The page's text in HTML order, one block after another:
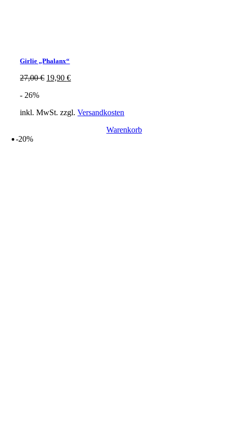
Girlie „Phalanx“
27,00€ Ursprünglicher
19,90€Aktueller
- 26%
inkl. MwSt. zzgl.Versandkosten
Warenkorb
-20%